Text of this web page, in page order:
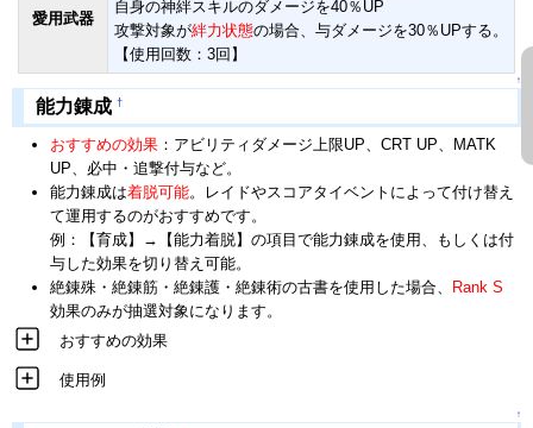
愛用武器
自身の神絆スキルのダメージを40％UP
攻撃対象が絆力状態の場合、与ダメージを30％UPする。
【使用回数：3回】
↑
能力錬成 †
おすすめの効果 ：アビリティダメージ上限UP、CRT UP、MATK
UP、必中・追撃付与など。
能力錬成は着脱可能。レイドやスコアタイベントによって付け替え
て運用するのがおすすめです。
例：【育成】→【能力着脱】の項目で能力錬成を使用、もしくは付
与した効果を切り替え可能。
絶錬殊・絶錬筋・絶錬護・絶錬術の古書を使用した場合、
Rank S
効果のみが抽選対象になります。
おすすめの効果
使用例
↑